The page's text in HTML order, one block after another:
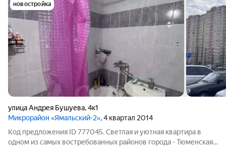
новостройка
улица Андрея Бушуева,4к1
Микрорайон «Ямальский-2», 4 квартал 2014
Код предложения ID 777045. Светлая и уютная квартира в
одном из самых востребованных районов города - Тюменская